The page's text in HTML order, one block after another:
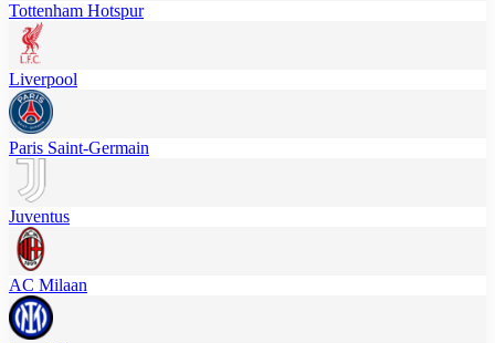
Tottenham Hotspur
Liverpool
Paris Saint-Germain
Juventus
AC Milaan